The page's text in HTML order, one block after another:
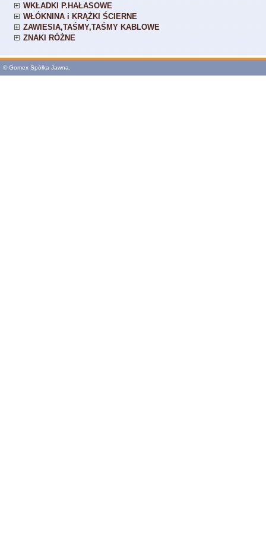
WKŁADKI P.HAŁASOWE
WŁÓKNINA i KRĄŻKI ŚCIERNE
ZAWIESIA,TAŚMY,TAŚMY KABLOWE
ZNAKI RÓŻNE
© Gomex Spółka Jawna.